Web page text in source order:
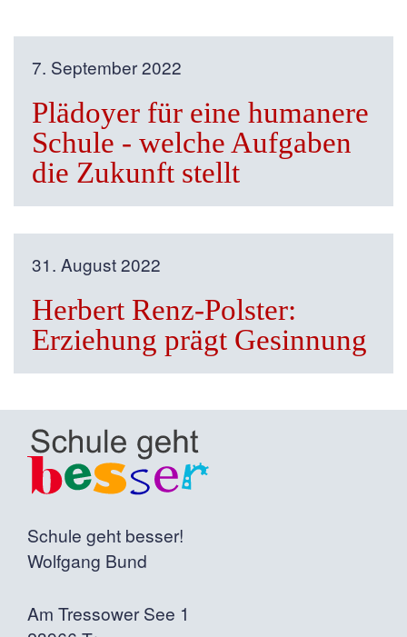
7. September 2022
Plädoyer für eine humanere
Schule - welche Aufgaben
die Zukunft stellt
31. August 2022
Herbert Renz-Polster:
Erziehung prägt Gesinnung
Schule geht besser!
Wolfgang Bund
Am Tressower See 1